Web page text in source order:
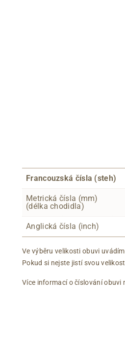
Francouzská čísla (steh)
Metrická čísla (mm)
(délka chodidla)
Anglická čísla (inch)
Ve výběru velikosti obuvi
Pokud si nejste jistí svou
Více informací o číslování obuvi